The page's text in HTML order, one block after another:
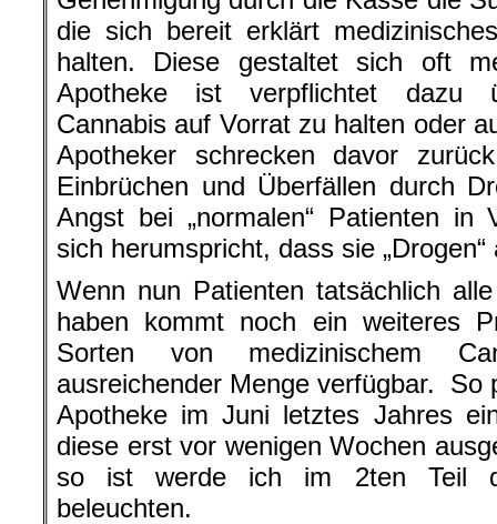
die sich bereit erklärt
halten. Diese gestaltet sich oft
Apotheke ist verpflichtet dazu
Cannabis auf Vorrat zu halten oder
Apotheker schrecken davor
Einbrüchen und Überfällen durch
Angst bei „normalen“ Patienten in
sich herumspricht, dass sie „Drogen“
Wenn nun Patienten tatsächlich
haben kommt noch ein weiteres
Sorten von medizinischem
ausreichender Menge verfügbar. So
Apotheke im Juni letztes Jahres
diese erst vor wenigen Wochen
so ist werde ich im 2ten Teil
beleuchten.